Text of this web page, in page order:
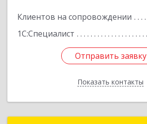
Клиентов на сопровождении
1С:Специалист
Отправить заявку
Показать контакты
Отправить заявку
Назад